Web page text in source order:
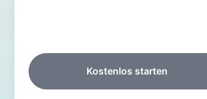
Kostenlos starten